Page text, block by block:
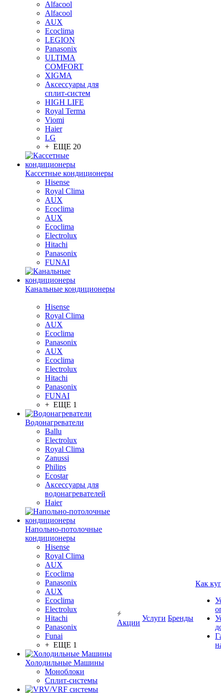
Alfacool
Alfacool
AUX
Ecoclima
LEGION
Panasonix
ULTIMA
COMFORT
XIGMA
Аксессуары для
сплит-систем
HIGH LIFE
Royal Terma
Viomi
Haier
LG
+ ЕЩЕ 20
Кассетные кондиционеры
Hisense
Royal Clima
AUX
Ecoclima
AUX
Ecoclima
Electrolux
Hitachi
Panasonix
FUNAI
Канальные кондиционеры
Hisense
Royal Clima
AUX
Ecoclima
Panasonix
AUX
Ecoclima
Electrolux
Hitachi
Panasonix
FUNAI
+ ЕЩЕ 1
Водонагреватели
Ballu
Electrolux
Royal Clima
Zanussi
Philips
Ecostar
Аксессуары для
водонагревателей
Haier
Напольно-потолочные
кондиционеры
Hisense
Royal Clima
AUX
Ecoclima
Panasonix
AUX
Ecoclima
Electrolux
Hitachi
Panasonix
Funai
+ ЕЩЕ 1
Холодильные Машины
Моноблоки
Сплит-системы
Акции
Услуги Бренды
Как